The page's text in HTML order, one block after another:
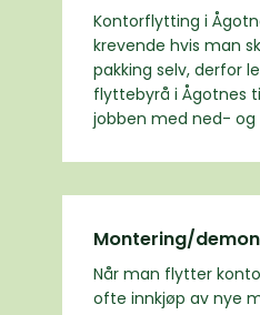
Kontorflytting i
krevende hvis man
pakking selv, derfor
flyttebyrå i Ågotnes
jobben med ned- og
Montering/
Når man flytter
ofte innkjøp av nye